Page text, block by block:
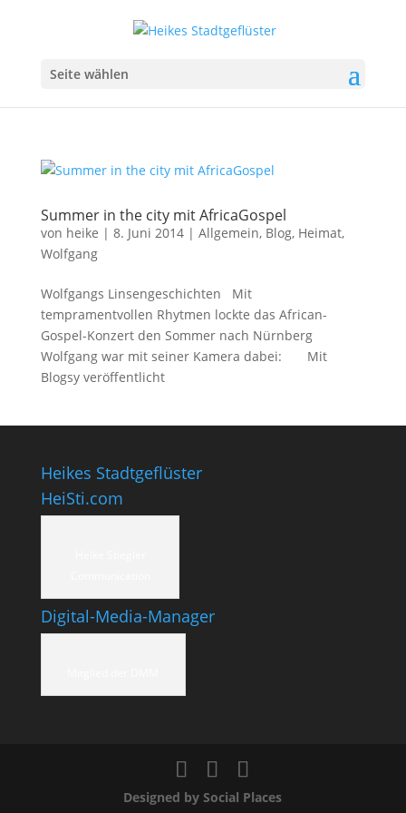
Seite wählen
Summer in the city mit AfricaGospel
von heike | 8. Juni 2014| Allgemein, Blog, Heimat,
Wolfgang
Wolfgangs Linsengeschichten Mit
tempramentvollen Rhytmen lockte das African-
Gospel-Konzert den Sommer nach Nürnberg
Wolfgang war mit seiner Kamera dabei: Mit
Blogsy veröffentlicht
Heikes Stadtgeflüster
HeiSti.com
Digital-Media-Manager
Designed by Social Places